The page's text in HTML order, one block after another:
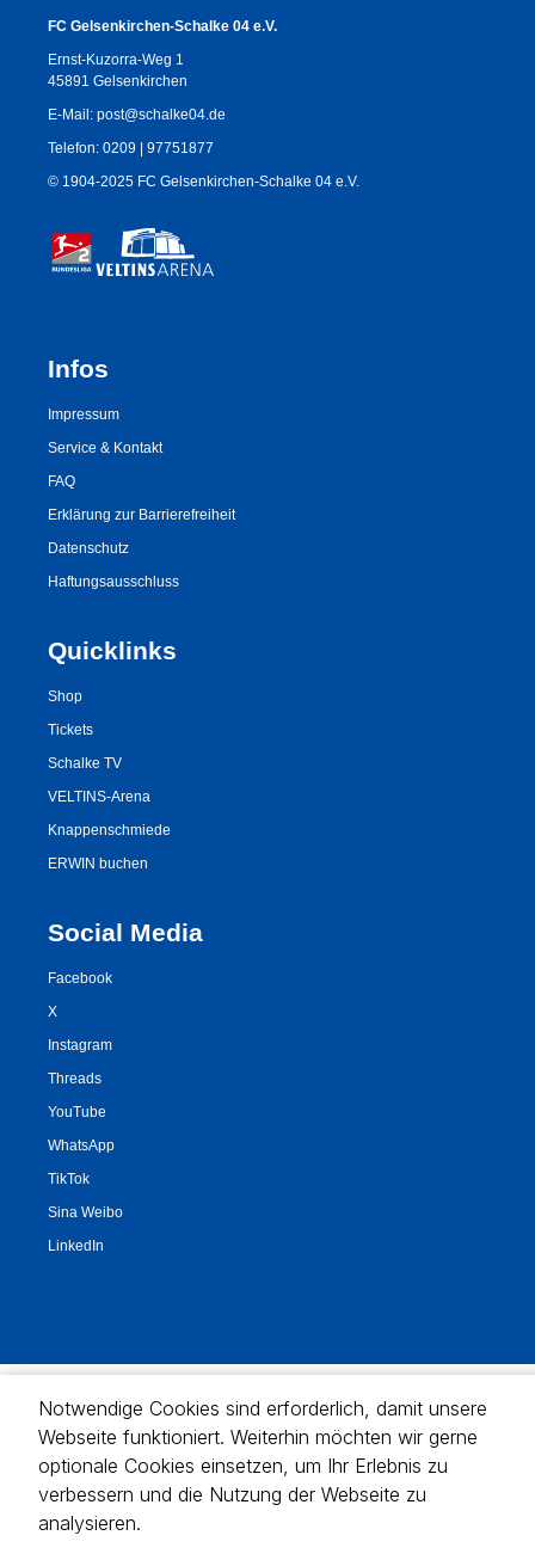
Notwendige Cookies sind erforderlich, damit unsere
Webseite funktioniert. Weiterhin möchten wir gerne
optionale Cookies einsetzen, um Ihr Erlebnis zu
verbessern und die Nutzung der Webseite zu
analysieren.